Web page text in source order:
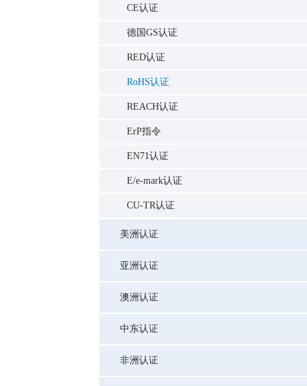
CE认证
德国GS认证
RED认证
RoHS认证
REACH认证
ErP指令
EN71认证
E/e-mark认证
CU-TR认证
美洲认证
亚洲认证
澳洲认证
中东认证
非洲认证